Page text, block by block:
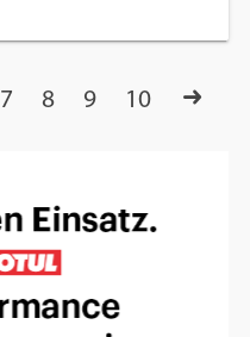
7 8 9 10